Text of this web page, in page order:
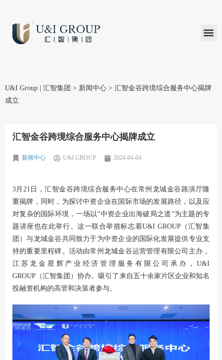
U&I Group | 汇智集团 > 新闻中心 > 汇智金谷跨境综合服务中心揭牌
成立
汇智金谷跨境综合服务中心揭牌成立
新闻中心 U&I GROUP 2024-04-04
3月21日，汇智金谷跨境综合服务中心在常州龙城金谷路演厅隆
重揭牌，同时，为探讨中资企业在国际市场的发展路径，以及应
对复杂的国际环境，一场以“中资企业出海破局之道”为主题的专
题讲座也在此举行。这一联合举措标志着U&I GROUP（汇智集
团）与龙城金谷共同致力于为中资企业的国际化发展提供专业支
持的重要里程碑。活动由常州龙城金谷运营管理有限公司主办，
江苏龙金星辉产业经济管理服务有限公司承办，U&I
GROUP（汇智集团）协办。吸引了来自五十余家片区企业和知名
投融资机构的高管和决策者参与。